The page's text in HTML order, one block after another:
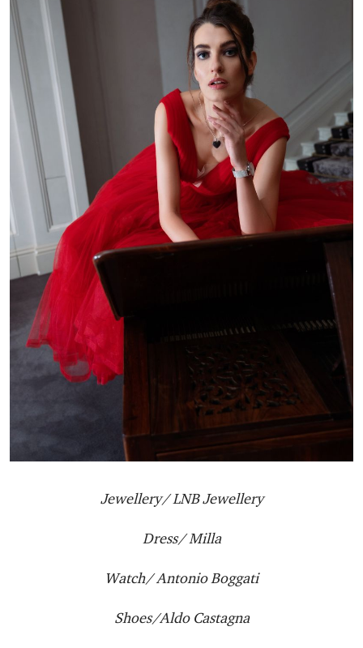
Jewellery/ LNB Jewellery
Dress/ Milla
Watch/ Antonio Boggati
Shoes/Aldo Castagna